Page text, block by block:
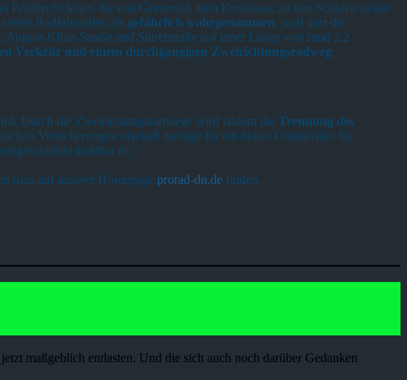
Schüler, die von Gürzenich zum Kreishaus, zu den Schulen in der
Radfahrenden als gefährlich wahrgenommen, weil dort die
Klotz-Straße und Stürtzstraße auf einer Länge von rund 2,2
Verkehr und einem durchgängigen Zweirichtungsradweg
Durch die Zweirichtungsradwege wird zudem die Trennung des
Versicherungswirtschaft zufolge für ein hohes Unfallrisiko für
sichtbar ist.
man auf unserer Homepage prorad-dn.de finden.
maßgeblich entlasten. Und die sich auch noch darüber Gedanken